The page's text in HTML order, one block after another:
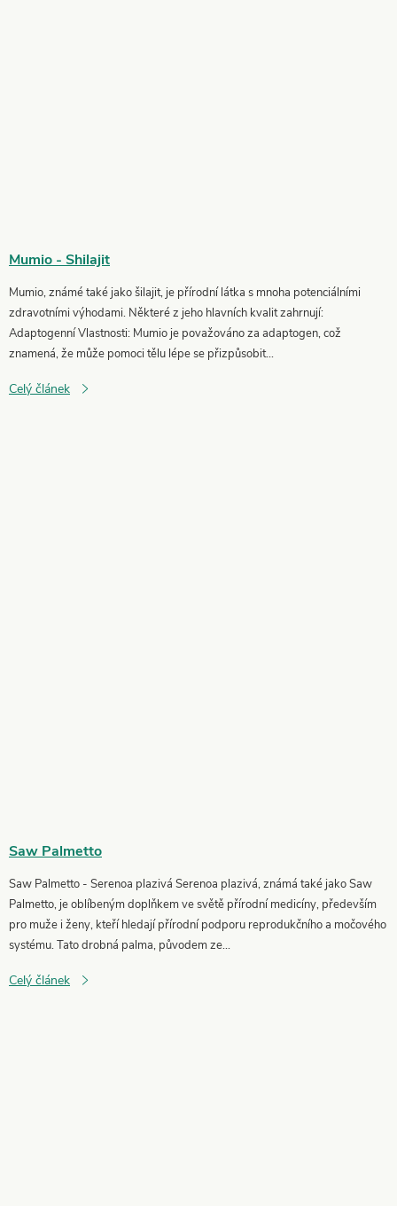
Mumio - Shilajit
Mumio, známé také jako šilajit, je přírodní látka s mnoha potenciálními
zdravotními výhodami. Některé z jeho hlavních kvalit zahrnují:
Adaptogenní Vlastnosti: Mumio je považováno za adaptogen, což
znamená, že může pomoci tělu lépe se přizpůsobit...
Celý článek
Saw Palmetto
Saw Palmetto - Serenoa plazivá Serenoa plazivá, známá také jako Saw
Palmetto, je oblíbeným doplňkem ve světě přírodní medicíny, především
pro muže i ženy, kteří hledají přírodní podporu reprodukčního a močového
systému. Tato drobná palma, původem ze...
Celý článek